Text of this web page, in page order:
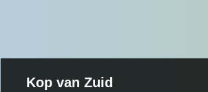
Kop van Zuid